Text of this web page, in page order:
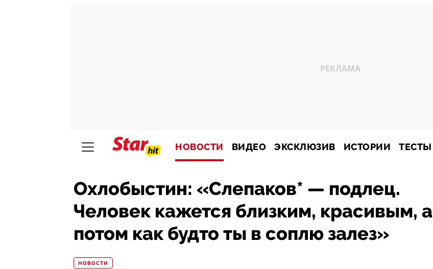
НОВОСТИ ВИДЕО ЭКСКЛЮЗИВ ИСТОРИИ ТЕСТЫ
Охлобыстин: «Слепаков* — подлец.
Человек кажется близким, красивым, а
потом как будто ты в соплю залез»
НОВОСТИ